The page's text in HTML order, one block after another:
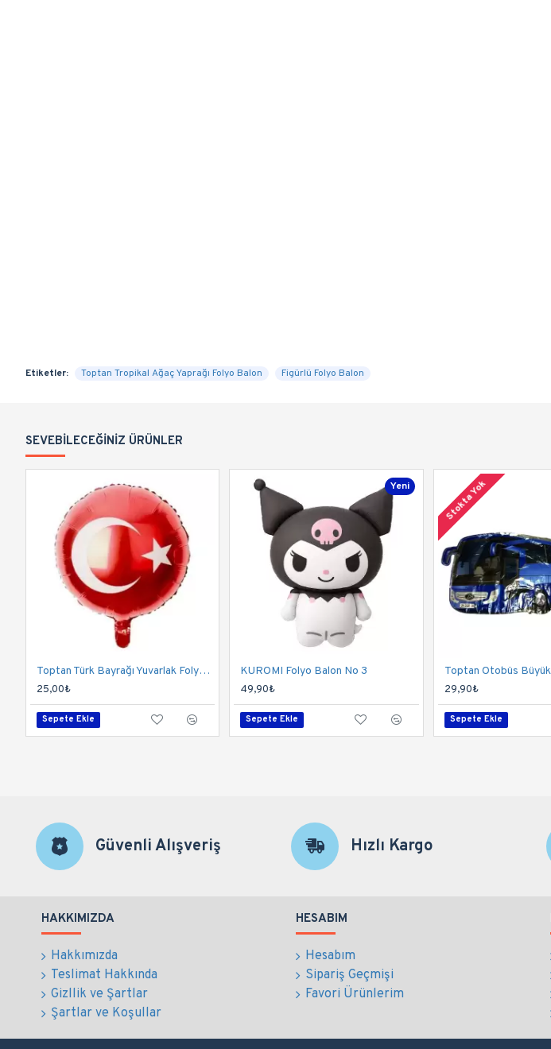
Etiketler: Toptan Tropikal Ağaç Yaprağı Folyo Balon Figürlü Folyo Balon
SEVEBILECEĞINIZ ÜRÜNLER
Toptan Türk Bayrağı Yuvarlak Folyo Balon
25,00₺
Sepete Ekle
Yeni
KUROMI Folyo Balon No 3
49,90₺
Sepete Ekle
Stokta Yok
Toptan Otobüs
29,90₺
Sepete Ekle
Güvenli Alışveriş Hızlı Kargo
HAKKIMIZDA
Hakkımızda
Teslimat Hakkında
Gizllik ve Şartlar
Şartlar ve Koşullar
HESABIM
Hesabım
Sipariş Geçmişi
Favori Ürünlerim